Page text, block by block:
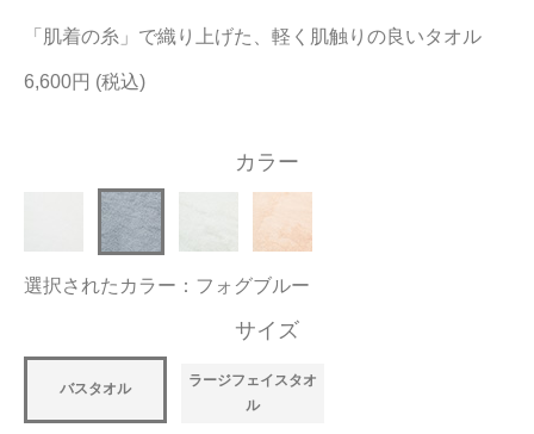
大量購入・法人向けの購入の方は
お問い合わせ
「肌着の糸」で織り上げた、軽く肌触りの良いタオル
6,600円
カラー
選択されたカラー：フォグブルー
サイズ
バスタオル
ラージフェイスタオ
ル